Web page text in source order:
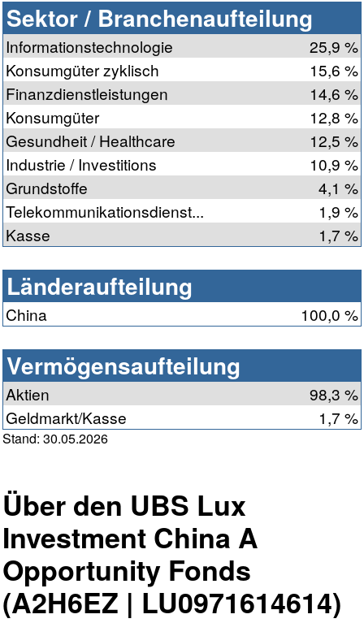
Sektor / Branchenaufteilung
Informationstechnologie
25,9 %
Konsumgüter zyklisch
15,6 %
Finanzdienstleistungen
14,6 %
Konsumgüter
12,8 %
Gesundheit / Healthcare
12,5 %
Industrie / Investitions
10,9 %
Grundstoffe
4,1 %
Telekommunikationsdienst...
1,9 %
Kasse
1,7 %
Länderaufteilung
China 100,0 %
Vermögensaufteilung
Aktien
98,3 %
Geldmarkt/Kasse
1,7 %
Stand: 30.05.2026
Über den UBS Lux
Investment China A
Opportunity Fonds
(A2H6EZ | LU0971614614)